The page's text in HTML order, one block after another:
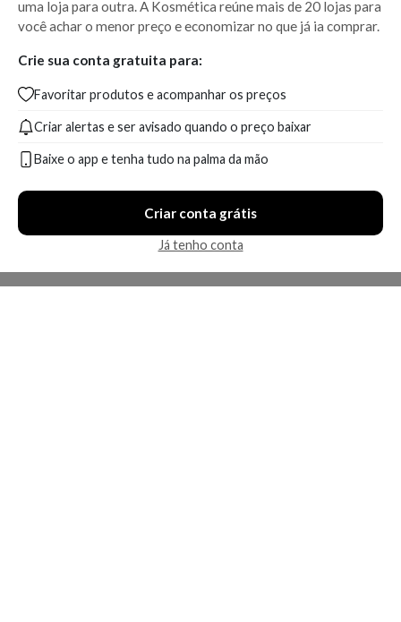
uma loja para outra. A Kosmética reúne mais de 20 lojas para
você achar o menor preço e economizar no que já ia comprar.
Crie sua conta gratuita para:
Favoritar produtos e acompanhar os preços
Criar alertas e ser avisado quando o preço baixar
Baixe o app e tenha tudo na palma da mão
Criar conta grátis
Já tenho conta